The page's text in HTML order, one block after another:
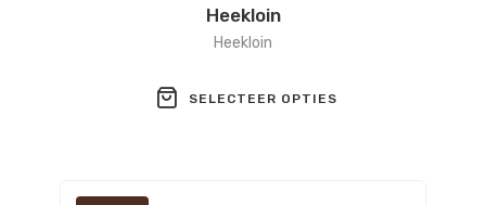
Heekloin
Heekloin
SELECTEER OPTIES